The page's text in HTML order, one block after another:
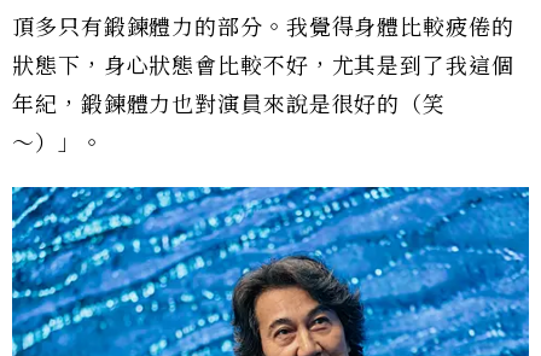
頂多只有鍛鍊體力的部分。我覺得身體比較疲倦的
狀態下，身心狀態會比較不好，尤其是到了我這個
年紀，鍛鍊體力也對演員來說是很好的（笑
～）」。